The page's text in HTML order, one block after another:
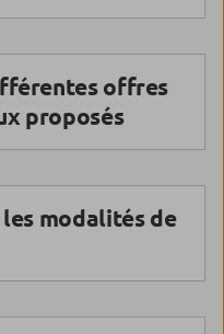
offres
proposés
les modalités de